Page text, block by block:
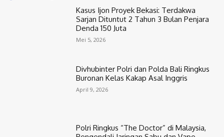
Kasus Ijon Proyek Bekasi: Terdakwa
Sarjan Dituntut 2 Tahun 3 Bulan Penjara
Denda 150 Juta
Mei 5, 2026
Divhubinter Polri dan Polda Bali Ringkus
Buronan Kelas Kakap Asal Inggris
April 9, 2026
Polri Ringkus “The Doctor” di Malaysia,